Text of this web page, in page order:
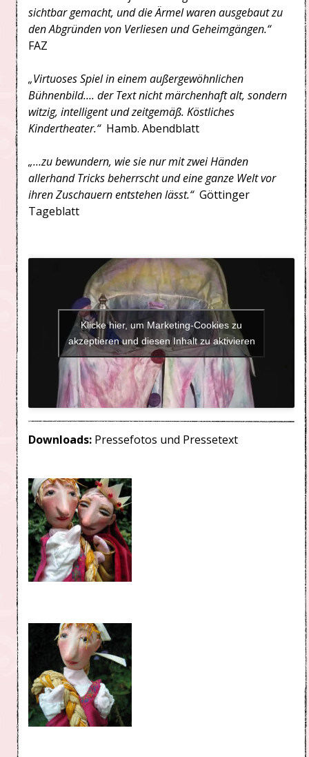
sichtbar gemacht, und die Ärmel waren ausgebaut zu
den Abgründen von Verliesen und Geheimgängen.“
FAZ
„Virtuoses Spiel in einem außergewöhnlichen
Bühnenbild…. der Text nicht märchenhaft alt, sondern
witzig, intelligent und zeitgemäß. Köstliches
Kindertheater.“ Hamb. Abendblatt
„…zu bewundern, wie sie nur mit zwei Händen
allerhand Tricks beherrscht und eine ganze Welt vor
ihren Zuschauern entstehen lässt.“Göttinger
Tageblatt
Klicke hier, um Marketing-Cookies zu
akzeptieren und diesen Inhalt zu aktivieren
Downloads: Pressefotos und Pressetext